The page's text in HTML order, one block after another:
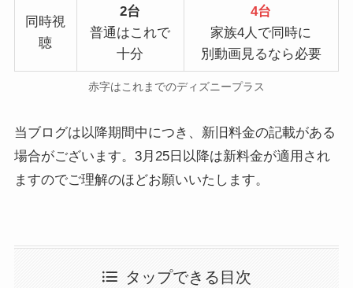
同時視
聴
2台
普通はこれで
十分
4台
家族4人で同時に
別動画見るなら必要
赤字はこれまでのディズニープラス
当ブログは以降期間中につき、新旧料金の記載がある
場合がございます。3月25日以降は新料金が適用され
ますのでご理解のほどお願いいたします。
タップできる目次